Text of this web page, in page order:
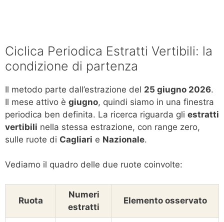
Ciclica Periodica Estratti Vertibili: la
condizione di partenza
Il metodo parte dall’estrazione del 25 giugno 2026.
Il mese attivo è giugno, quindi siamo in una finestra
periodica ben definita. La ricerca riguarda gli estratti
vertibili nella stessa estrazione, con range zero,
sulle ruote di Cagliari e Nazionale.
Vediamo il quadro delle due ruote coinvolte:
Ruota
Numeri
estratti
Elemento osservato